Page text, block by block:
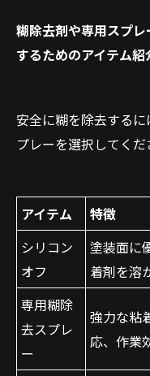
糊除去剤や専用スプ
するためのアイテム紹
安全に糊を除去する
プレーを選択してくだ
アイテム 特徴
シリコン
オフ
塗装面に
着剤を溶
専用糊除
去スプレ
ー
強力な粘
応、作業